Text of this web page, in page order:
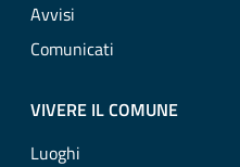
Avvisi
Comunicati
VIVERE IL COMUNE
Luoghi